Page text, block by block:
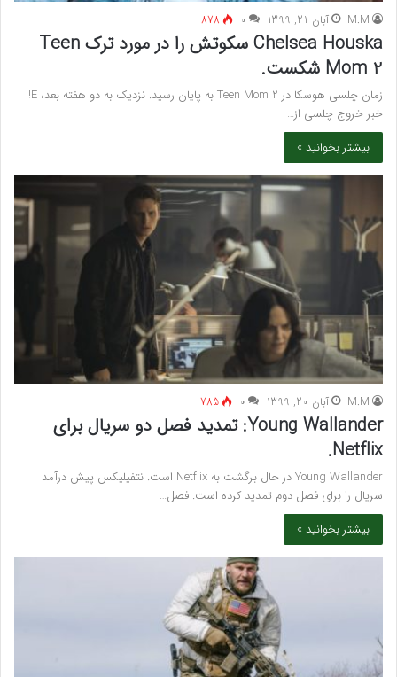
M.M آبان 21, 1399 ۰ 878
Chelsea Houska سکوتش را در مورد ترک Teen
Mom 2 شکست.
زمان چلسی هوسکا در Teen Mom 2 به پایان رسید. نزدیک به دو هفته بعد، E!
خبر خروج چلسی از…
بیشتر بخوانید »
M.M آبان 20, 1399 ۰ 785
Young Wallander: تمدید فصل دو سریال برای
Netflix.
Young Wallander در حال برگشت به Netflix است. نتفیلیکس پیش درآمد
سریال را برای فصل دوم تمدید کرده است. فصل…
بیشتر بخوانید »